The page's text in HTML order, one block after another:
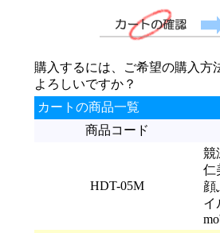
購入するには、ご希望の購入方
よろしいですか？
カートの商品一覧
商品コード
HDT-05M
競
仁
顔
イ